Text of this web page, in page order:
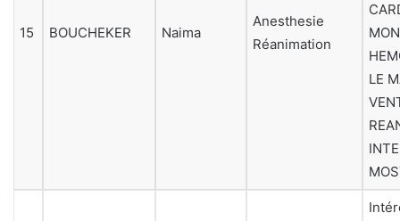
15 BOUCHEKER Naima
Anesthesie
Réanimation
LE